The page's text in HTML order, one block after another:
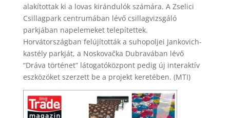
alakítottak ki a lovas kirándulók számára. A Zselici
Csillagpark centrumában lévő csillagvizsgáló
parkjában napelemeket telepítettek.
Horvátországban felújították a suhopoljei Jankovich-
kastély parkját, a Noskovačka Dubravában lévő
“Dráva történet” látogatóközpont pedig új interaktív
eszközöket szerzett be a projekt keretében. (MTI)